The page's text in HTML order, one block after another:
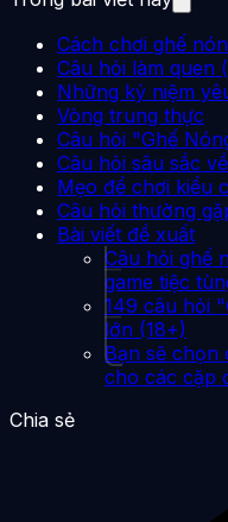
Cách chơi ghế
Câu hỏi làm quen
Những kỷ niệm
Vòng trung thực
Câu hỏi "Ghế
Câu hỏi sâu sắc
Mẹo để chơi kiểu
Câu hỏi thường
Bài viết đề xuất
Câu hỏi ghế
game tiệc
149 câu hỏi
lớn (18+)
Bạn sẽ chọn
cho các cặp
Chia sẻ